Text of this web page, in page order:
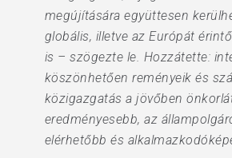
megújítására együttesen
globális, illetve az Európát
is – szögezte le. Hozzátette:
köszönhetően reményeik és
közigazgatás a jövőben
eredményesebb, az
elérhetőbb és